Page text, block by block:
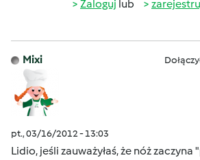
Zaloguj lub
Mixi
pt., 03/16/2012 - 13:03
Lidio, jeśli zauważyłaś, że nóż